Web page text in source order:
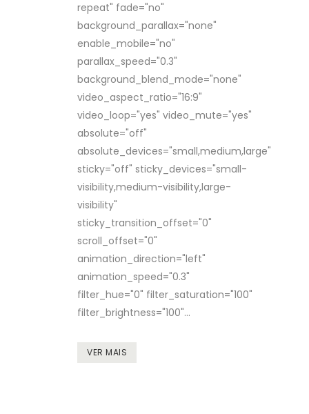
repeat" fade="no"
background_parallax="none"
enable_mobile="no"
parallax_speed="0.3"
background_blend_mode="none"
video_aspect_ratio="16:9"
video_loop="yes" video_mute="yes"
absolute="off"
absolute_devices="small,medium,large"
sticky="off" sticky_devices="small-
visibility,medium-visibility,large-
visibility"
sticky_transition_offset="0"
scroll_offset="0"
animation_direction="left"
animation_speed="0.3"
filter_hue="0" filter_saturation="100"
filter_brightness="100"...
VER MAIS